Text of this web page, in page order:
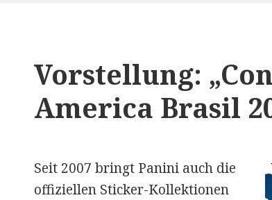
Vorstellung:
America Brasil
Seit 2007 bringt Panini auch die
offiziellen Sticker-Kollektionen